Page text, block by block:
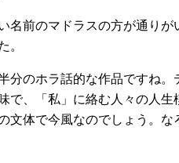
名前のマドラスの方が通り
。
分のホラ話的な作品ですね
で、「私」に絡む人々の人生
文体で今風なのでしょう。な